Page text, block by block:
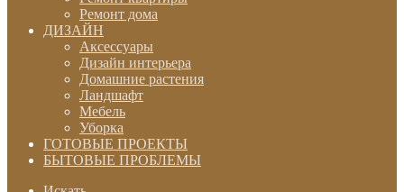
Ремонт дома
ДИЗАЙН
Аксессуары
Дизайн интерьера
Домашние растения
Ландшафт
Мебель
Уборка
ГОТОВЫЕ ПРОЕКТЫ
БЫТОВЫЕ ПРОБЛЕМЫ